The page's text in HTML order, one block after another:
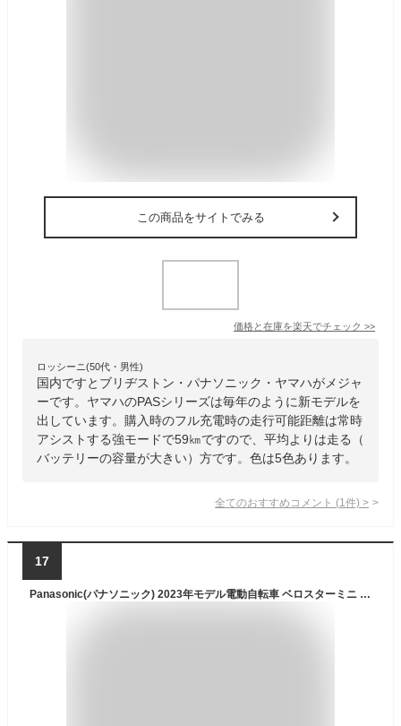
この商品をサイトでみる
価格と在庫を楽天でチェック >>
ロッシーニ(50代・男性)
国内ですとブリヂストン・パナソニック・ヤマハがメジャ
ーです。ヤマハのPASシリーズは毎年のように新モデルを
出しています。購入時のフル充電時の走行可能距離は常時
アシストする強モードで59㎞ですので、平均よりは走る（
バッテリーの容量が大きい）方です。色は5色あります。
全てのおすすめコメント (1 件) >
17
Panasonic(パナソニック) 2023年モデル電動自転車 ベロスターミニ BE-ELVS075G マットオリーブ ２０インチ